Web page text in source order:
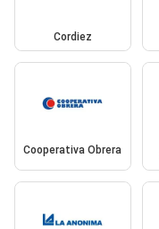
Cordiez
Cooperativa Obrera